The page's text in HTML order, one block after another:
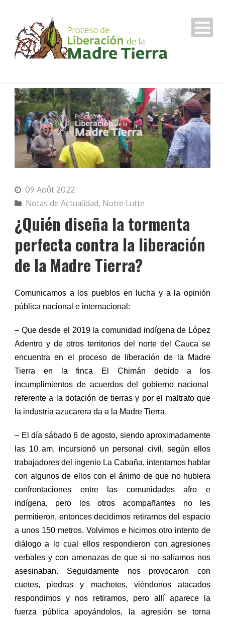
09 Août 2022
Notas de Actualidad, Notre Lutte
¿Quién diseña la tormenta
perfecta contra la liberación
de la Madre Tierra?
Comunicamos a los pueblos en lucha y a la opinión
pública nacional e internacional:
– Que desde el 2019 la comunidad indígena de López
Adentro y de otros territorios del norte del Cauca se
encuentra en el proceso de liberación de la
Madre
Tierra en la finca El Chimán debido a l os
incumplimientos de acuerdos del gobierno nacional
referente a la dotación de tierras y por el maltrato que
la industria azucarera da a la Madre Tierra.
– El día sábado 6 de agosto, siendo aproximadamente
las 10am, incursionó un personal civil, según ellos
trabajadores del ingenio La Cabaña, intentamos hablar
con algunos de ellos con el ánimo de que no hubiera
confrontaciones entre las comunidades afro e
indígena, pero los otros acompañantes no les
permitieron, entonces decidimos retirarnos del espacio
a unos 150 metros. Volvimos e hicimos otro intento de
diálogo a lo cual ellos respondieron con agresiones
verbales y con amenazas de que si no salíamos nos
asesinaban. Seguidamente nos provocaron con
cuetes, piedras y machetes, viéndonos atacados
respondimos y nos retiramos, pero allí aparece la
fuerza pública apoyándolos, la agresión se torna